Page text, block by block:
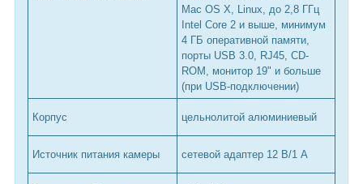
Mac OS X, Linux, до 2,8 ГГц
Intel Core 2 и выше, минимум
4 ГБ оперативной памяти,
порты USB 3.0, RJ45, CD-
ROM, монитор 19" и больше
(при USB-подключении)
Корпус цельнолитой алюминиевый
Источник питания камеры сетевой адаптер 12 В/1 А